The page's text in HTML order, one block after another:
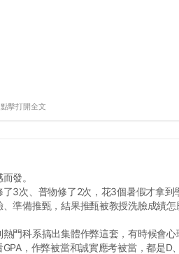
點擊打開全文
發。
3次、普物修了2次，花3個暑假才拿到
準備推甄，結果推甄被教授洗臉成績怎
門科系搞出集體作弊這套，有時候會心
，作弊被當和誠實應考被當，都是D